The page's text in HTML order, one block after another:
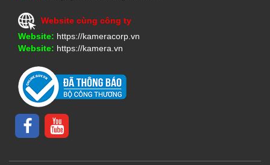
Website cùng công ty
Website: https://kameracorp.vn
Website: https://kamera.vn